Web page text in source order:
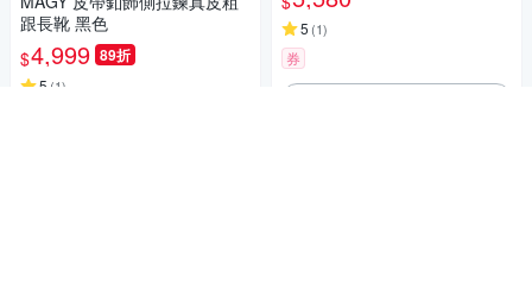
跟長靴 黑色
$4,999 89折
5 (1)
屬箱套★
5 (1)
券